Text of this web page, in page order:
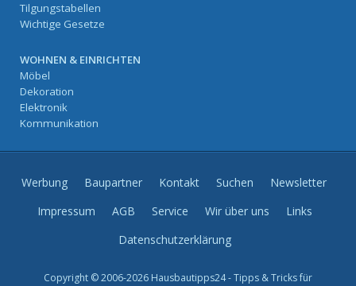
Tilgungstabellen
Wichtige Gesetze
WOHNEN & EINRICHTEN
Möbel
Dekoration
Elektronik
Kommunikation
Werbung Baupartner Kontakt Suchen
Newsletter
Impressum
AGB Service Wir über uns
Links
Datenschutzerklärung
Copyright © 2006-2026 Hausbautipps24 - Tipps & Tricks für